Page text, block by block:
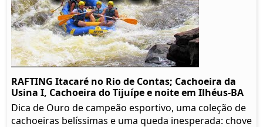
RAFTING Itacaré no Rio de Contas; Cachoeira da
Usina I, Cachoeira do Tijuípe e noite em Ilhéus-BA
Dica de Ouro de campeão esportivo, uma coleção de
cachoeiras belíssimas e uma queda inesperada: chove